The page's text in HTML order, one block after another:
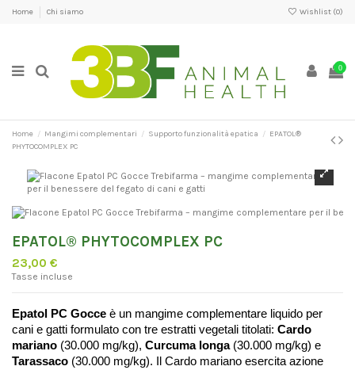
Home Chi siamo Wishlist (0)
0
Home Mangimi complementari Supporto funzionalità epatica
EPATOL®
PHYTOCOMPLEX PC
EPATOL® PHYTOCOMPLEX PC
23,00 €
Tasse incluse
Epatol PC Gocce è un mangime complementare liquido per
cani e gatti formulato con tre estratti vegetali titolati: Cardo
mariano (30.000 mg/kg), Curcuma longa
Tarassaco (30.000 mg/kg). Il Cardo mariano esercita azione